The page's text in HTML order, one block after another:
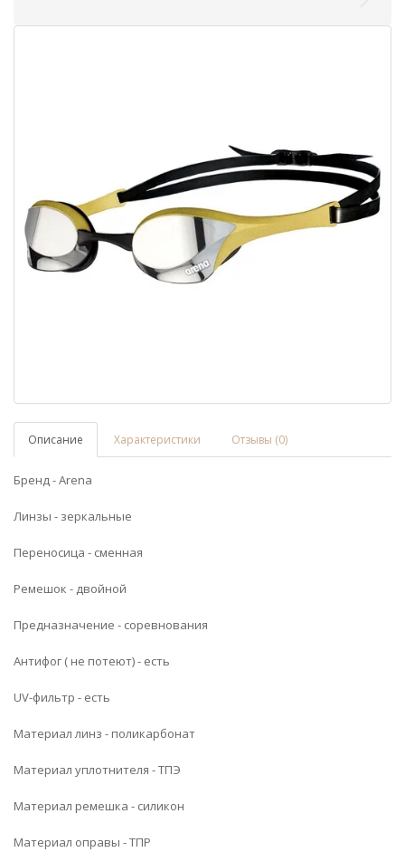
Описание Характеристики Отзывы (0)
Бренд - Arena
Линзы - зеркальные
Переносица - сменная
Ремешок - двойной
Предназначение - соревнования
Антифог ( не потеют) - есть
UV-фильтр - есть
Материал линз - поликарбонат
Материал уплотнителя - ТПЭ
Материал ремешка - силикон
Материал оправы - ТПР